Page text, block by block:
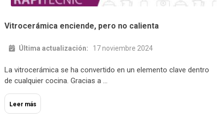
Vitrocerámica enciende, pero no calienta
Última actualización: 17 noviembre 2024
La vitrocerámica se ha convertido en un elemento clave dentro
de cualquier cocina. Gracias a …
Leer más